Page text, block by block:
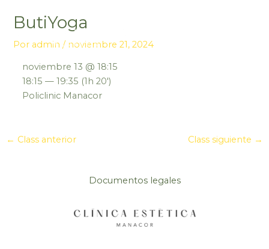
ButiYoga
Por admin/ noviembre 21, 2024
noviembre 13 @ 18:15
18:15 — 19:35 (1h 20′)
Policlinic Manacor
← Class anterior Class siguiente →
Documentos legales